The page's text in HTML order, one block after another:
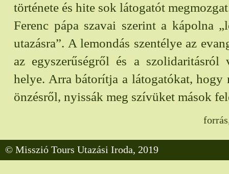
története és hite sok látogatót
Ferenc pápa szavai szerint a kápolna
utazásra”. A lemondás szentélye az
az egyszerűségről és a szolidaritásról
helye. Arra bátorítja a látogatókat, hogy
önzésről, nyissák meg szívüket mások
© Misszió Tours Utazási Iroda, 2019